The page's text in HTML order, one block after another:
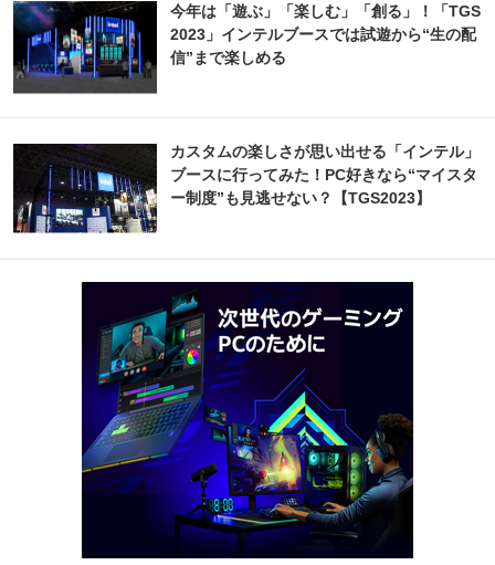
今年は「遊ぶ」「楽しむ」「創る」！「TGS
2023」インテルブースでは試遊から“生の配
信”まで楽しめる
カスタムの楽しさが思い出せる「インテル」
ブースに行ってみた！PC好きなら“マイスタ
ー制度”も見逃せない？【TGS2023】